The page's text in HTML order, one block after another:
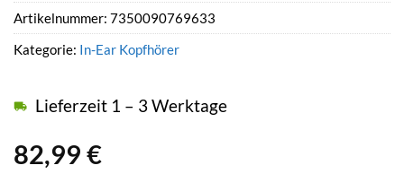
82,99 €
Lieferzeit 1 – 3 Werktage
Artikelnummer: 7350090769633
Kategorie: In-Ear Kopfhörer